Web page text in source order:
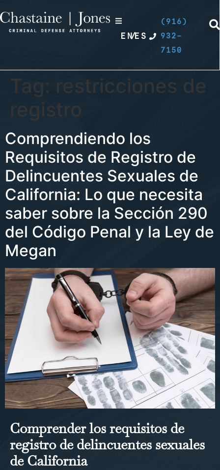
EN
/ES
(916)
932-
7150
Tag: restricciones de
registro
Comprendiendo los
Requisitos de Registro de
Delincuentes Sexuales de
California: Lo que necesita
saber sobre la Sección 290
del Código Penal y la Ley de
Megan
Comprender los requisitos de
registro de delincuentes sexuales
de California